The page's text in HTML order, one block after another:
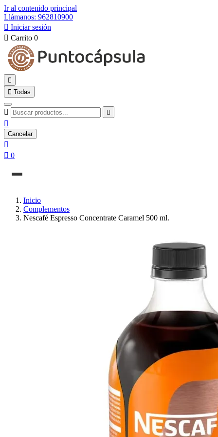
Ir al contenido principal
Llámanos: 962810900
 Iniciar sesión
 Carrito 0

 Todas
 

Cancelar

 0
Inicio
Complementos
Nescafé Espresso Concentrate Caramel 500 ml.